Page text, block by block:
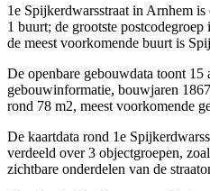
1e Spijkerdwarsstraat in Arnhem
1 buurt; de grootste
de meest voorkomende buurt is
De openbare gebouwdata toont 15
gebouwinformatie, bouwjaren
rond 78 m2, meest voorkomende
De kaartdata rond 1e
verdeeld over 3 objectgroepen,
zichtbare onderdelen van de